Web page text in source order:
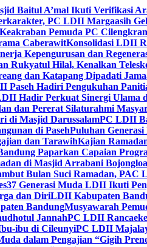
Baitul A’mal Ikuti Verifikasi
PC LDII Margaasih
Keakraban Pemuda PC
CaberawitKonsolidasi LDII
Kepengurusan dan
Rukyatul Hilal, Kenalkan
dan Katapang Dipadati
Paseh Hadiri Pengukuhan
Hadir Perkuat Sinergi Ulama
dan Pererat Silaturahmi
di Masjid DarussalamPC LDII
di PasehPuluhan
dan TarawihKajian
Paparkan Capaian
di Masjid Arrabani Bojongloa
Bulan Suci Ramadan,
37 Generasi Muda LDII Ikuti
dan DiriLDII Kabupaten
BandungMusyawarah
JannahPC LDII
ibu di CileunyiPC LDII
dalam Pengajian “Gigih